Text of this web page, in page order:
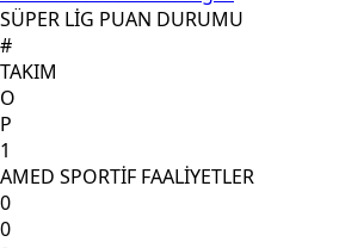
SÜPER LİG PUAN DURUMU
#
TAKIM
O
P
1
AMED SPORTİF FAALİYETLER
0
0